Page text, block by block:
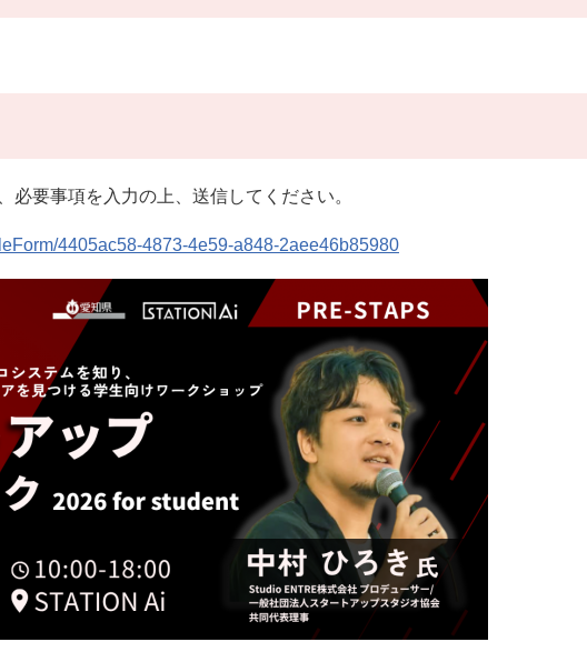
必要事項を入力の上、送信してください。
4405ac58-4873-4e59-a848-2aee46b85980